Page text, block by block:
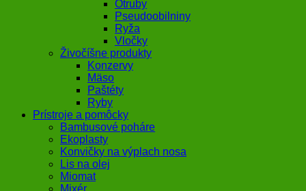
Otruby
Pseudoobilniny
Ryža
Vločky
Živočíšne produkty
Konzervy
Mäso
Paštéty
Ryby
Prístroje a pomôcky
Bambusové poháre
Ekoplasty
Konvičky na výplach nosa
Lis na olej
Miomat
Mixér